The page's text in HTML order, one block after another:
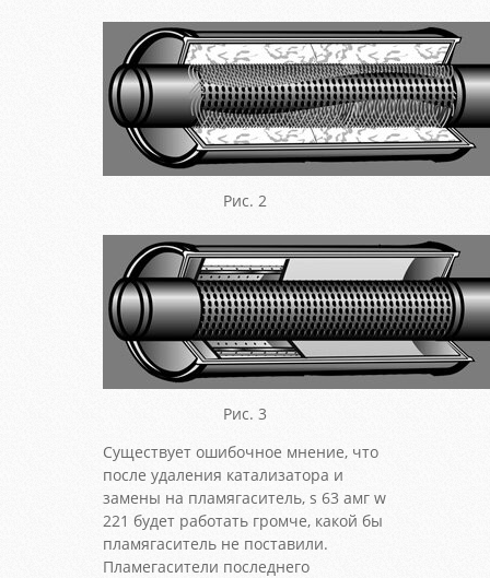
Рис. 2
Рис. 3
Существует ошибочное мнение, что
после удаления катализатора и
замены на пламягаситель, s 63 амг w
221 будет работать громче, какой бы
пламягаситель не поставили.
Пламегасители последнего